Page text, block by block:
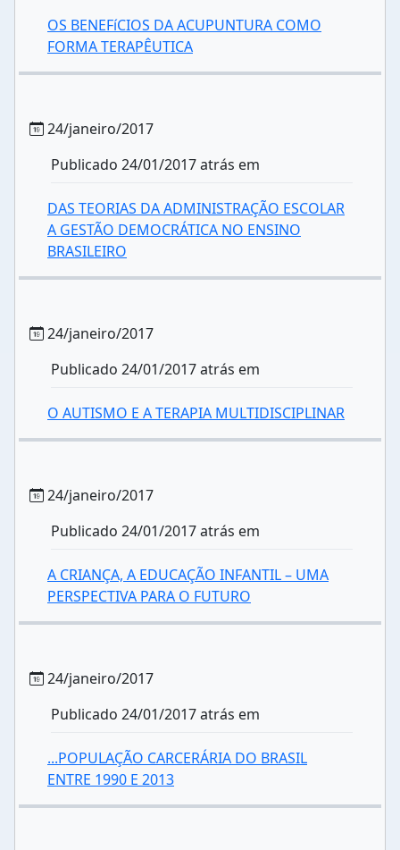
OS BENEFíCIOS DA ACUPUNTURA COMO
FORMA TERAPÊUTICA
24/janeiro/2017
Publicado 24/01/2017 atrás em
DAS TEORIAS DA ADMINISTRAÇÃO ESCOLAR
A GESTÃO DEMOCRÁTICA NO ENSINO
BRASILEIRO
24/janeiro/2017
Publicado 24/01/2017 atrás em
O AUTISMO E A TERAPIA MULTIDISCIPLINAR
24/janeiro/2017
Publicado 24/01/2017 atrás em
A CRIANÇA, A EDUCAÇÃO INFANTIL – UMA
PERSPECTIVA PARA O FUTURO
24/janeiro/2017
Publicado 24/01/2017 atrás em
...POPULAÇÃO CARCERÁRIA DO BRASIL
ENTRE 1990 E 2013